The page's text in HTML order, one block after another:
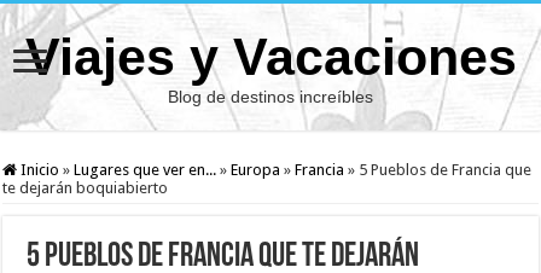
Viajes y Vacaciones
Blog de destinos increíbles
Inicio » Lugares que ver en... » Europa » Francia » 5 Pueblos de Francia que
te dejarán boquiabierto
5 Pueblos de Francia que te dejarán